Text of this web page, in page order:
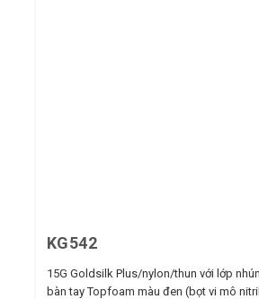
KG542
15G Goldsilk Plus/nylon/thun với lớp
bàn tay Topfoam màu đen (bọt vi mô